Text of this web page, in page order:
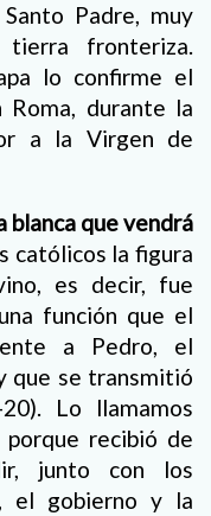
Padre, muy
tierra fronteriza.
lo confirme el
durante la
a la Virgen de
blanca que vendrá
católicos la figura
es decir, fue
función que el
a Pedro, el
que se transmitió
Lo llamamos
recibió de
junto con los
el gobierno y la